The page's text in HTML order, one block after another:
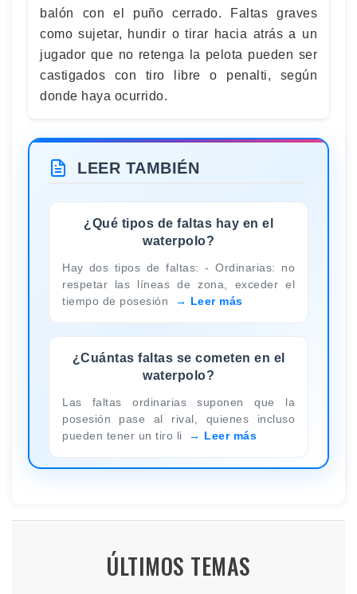
balón con el puño cerrado. Faltas graves
como sujetar, hundir o tirar hacia atrás a un
jugador que no retenga la pelota pueden ser
castigados con tiro libre o penalti, según
donde haya ocurrido.
LEER TAMBIÉN
¿Qué tipos de faltas hay en el
waterpolo?
Hay dos tipos de faltas: - Ordinarias: no
respetar las líneas de zona, exceder el
tiempo de posesión
Leer más
¿Cuántas faltas se cometen en el
waterpolo?
Las faltas ordinarias suponen que la
posesión pase al rival, quienes incluso
pueden tener un tiro li
Leer más
ÚLTIMOS TEMAS